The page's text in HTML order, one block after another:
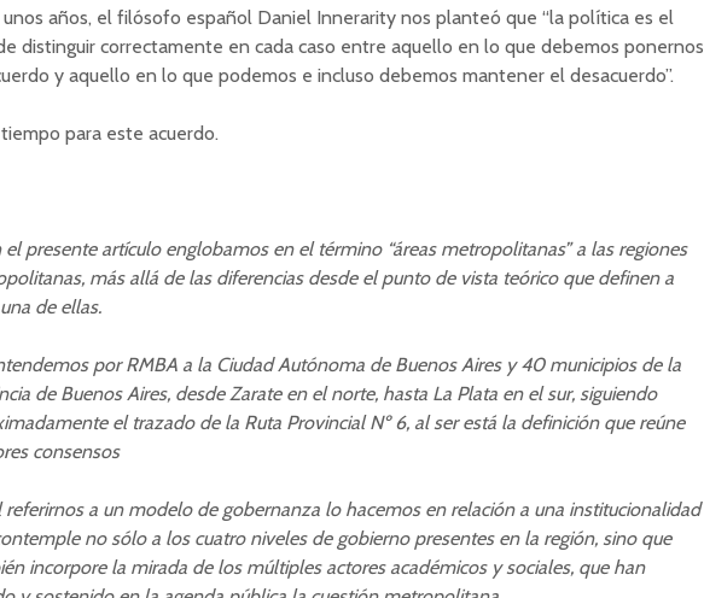
unos años, el filósofo español Daniel Innerarity nos planteó que “la política es el
distinguir correctamente en cada caso entre aquello en lo que debemos ponernos
y aquello en lo que podemos e incluso debemos mantener el desacuerdo”.
para este acuerdo.
el presente artículo englobamos en el término “áreas metropolitanas” a las regiones
más allá de las diferencias desde el punto de vista teórico que definen a
de ellas.
por RMBA a la Ciudad Autónoma de Buenos Aires y 40 municipios de la
de Buenos Aires, desde Zarate en el norte, hasta La Plata en el sur, siguiendo
el trazado de la Ruta Provincial Nº 6, al ser está la definición que reúne
consensos
referirnos a un modelo de gobernanza lo hacemos en relación a una institucionalidad
no sólo a los cuatro niveles de gobierno presentes en la región, sino que
incorpore la mirada de los múltiples actores académicos y sociales, que han